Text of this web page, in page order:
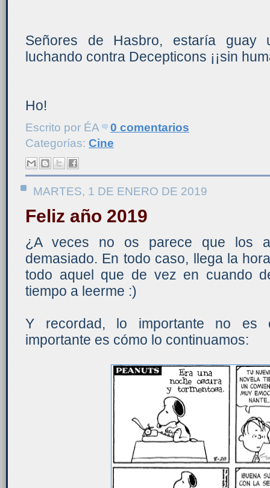
Señores de Hasbro, estaría guay
luchando contra Decepticons ¡¡sin
Ho!
Escrito por ÉA
0 comentarios
Categorías: Cine
MARTES, 1 DE ENERO DE 2019
Feliz año 2019
¿A veces no os parece que los
demasiado. En todo caso, llega la
todo aquel que de vez en cuando
tiempo a leerme :)
Y recordad, lo importante no es
importante es cómo lo continuamos: